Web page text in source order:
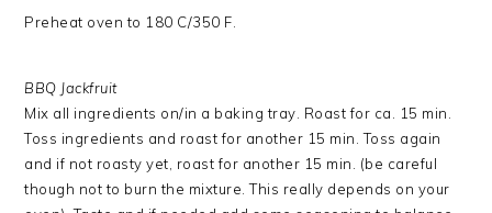
Preheat oven to 180 C/350 F.
BBQ Jackfruit
Mix all ingredients on/in a baking tray. Roast for ca. 15 min.
Toss ingredients and roast for another 15 min. Toss again
and if not roasty yet, roast for another 15 min. (be careful
though not to burn the mixture. This really depends on your